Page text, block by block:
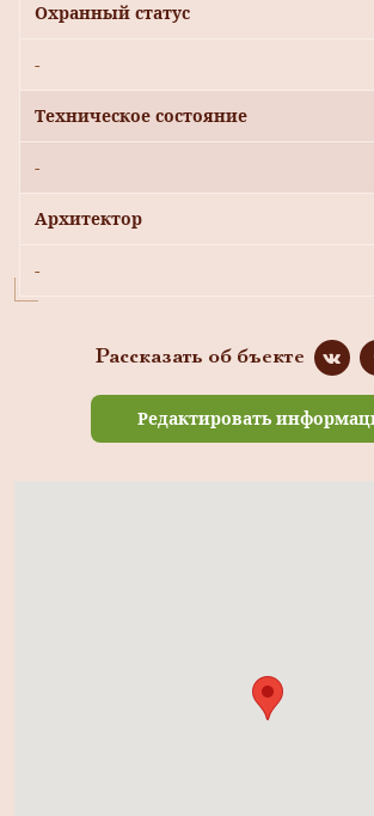
Охранный статус
-
Техническое состояние
-
Архитектор
-
Рассказать об бъекте
Редактировать